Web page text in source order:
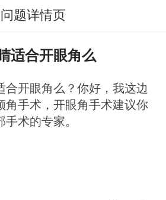
问题详情页
适合开眼角么
合开眼角么？你好，我这边
角手术，开眼角手术建议你
术的专家。